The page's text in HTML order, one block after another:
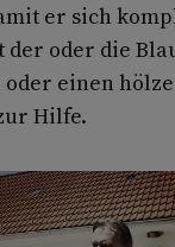
er sich
der oder die
einen
Hilfe.